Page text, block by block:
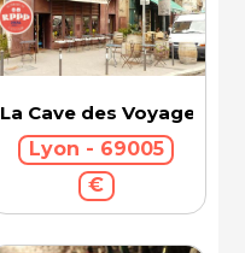
La Cave des Voyageurs
Lyon - 69005
€